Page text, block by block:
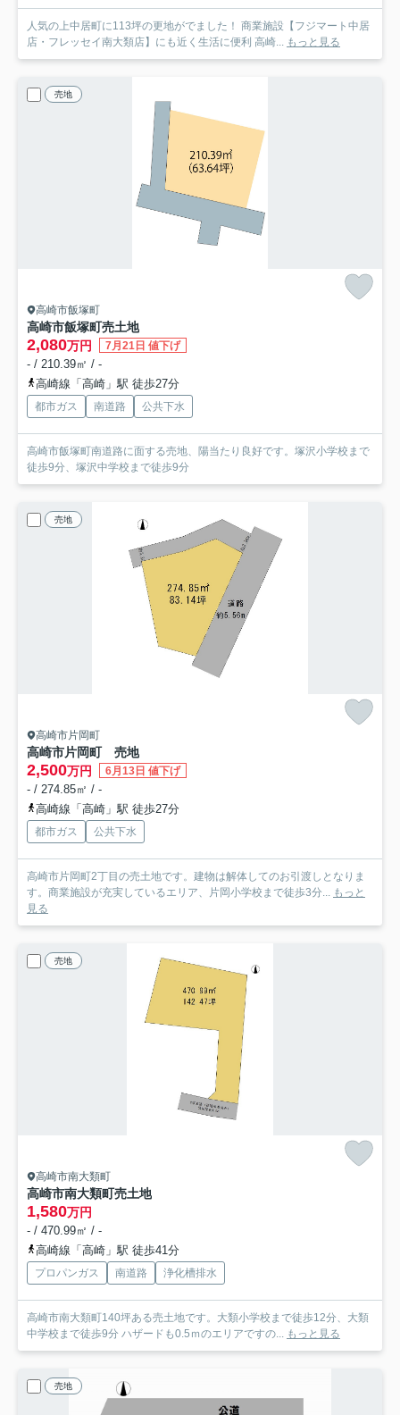
人気の上中居町に113坪の更地がでました！ 商業施設【フジマート中居
店・フレッセイ南大類店】にも近く生活に便利 高崎... もっと見る
売地
高崎市飯塚町
高崎市飯塚町売土地
2,080万円 7月21日 値下げ
- / 210.39㎡ / -
高崎線「高崎」駅 徒歩27分
都市ガス 南道路 公共下水
高崎市飯塚町南道路に面する売地、陽当たり良好です。塚沢小学校まで
徒歩9分、塚沢中学校まで徒歩9分
売地
高崎市片岡町
高崎市片岡町 売地
2,500万円 6月13日 値下げ
- / 274.85㎡ / -
高崎線「高崎」駅 徒歩27分
都市ガス 公共下水
高崎市片岡町2丁目の売土地です。建物は解体してのお引渡しとなりま
す。商業施設が充実しているエリア、片岡小学校まで徒歩3分... もっと
見る
売地
高崎市南大類町
高崎市南大類町売土地
1,580万円
- / 470.99㎡ / -
高崎線「高崎」駅 徒歩41分
プロパンガス 南道路 浄化槽排水
高崎市南大類町140坪ある売土地です。大類小学校まで徒歩12分、大類
中学校まで徒歩9分 ハザードも0.5ｍのエリアですの... もっと見る
売地